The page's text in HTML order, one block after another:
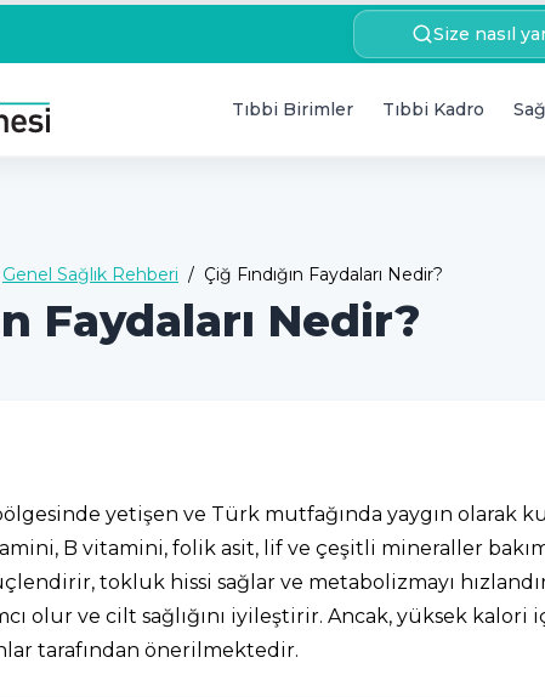
Size nasıl
Tıbbi Birimler Tıbbi Kadro
Genel Sağlık Rehberi / Çiğ Fındığın Faydaları Nedir?
Faydaları Nedir?
yetişen ve Türk mutfağında yaygın olarak
B vitamini, folik asit, lif ve çeşitli mineraller
tokluk hissi sağlar ve metabolizmayı
olur ve cilt sağlığını iyileştirir. Ancak, yüksek
tarafından önerilmektedir.